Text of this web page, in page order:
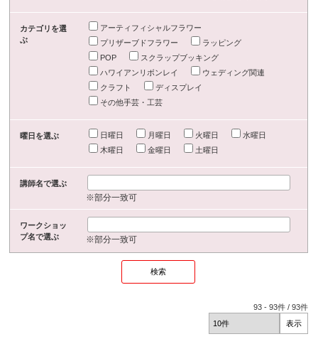
カテゴリを選
ぶ
アーティフィシャルフラワー
プリザーブドフラワー
ラッピング
POP
スクラップブッキング
ハワイアンリボンレイ
ウェディング関連
クラフト
ディスプレイ
その他手芸・工芸
曜日を選ぶ 日曜日 月曜日 火曜日
水曜日
木曜日
金曜日 土曜日
講師名で選ぶ
※部分一致可
ワークショッ
プ名で選ぶ
※部分一致可
93 -93件 /93件